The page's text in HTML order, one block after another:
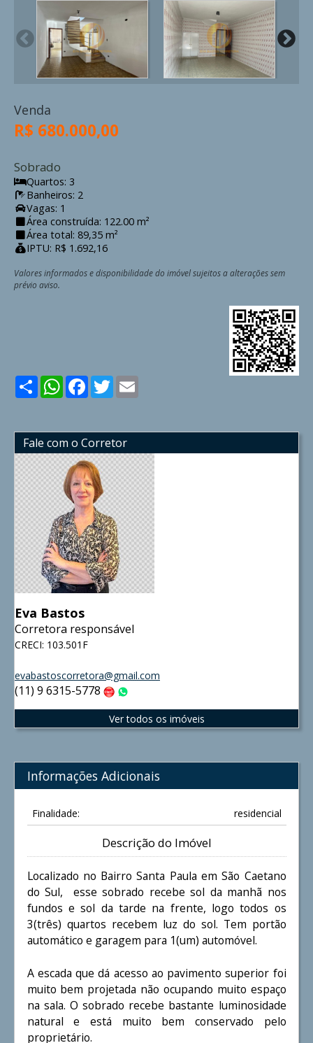
Venda
R$ 680.000,00
Sobrado
Quartos: 3
Banheiros: 2
Vagas: 1
Área construída: 122.00 m²
Área total: 89,35 m²
IPTU: R$ 1.692,16
Valores informados e disponibilidade do imóvel sujeitos a alterações sem
prévio aviso.
ShareWhatsApp
Facebook
Twitter
Fale com o Corretor
Eva Bastos
Corretora responsável
CRECI: 103.501F
evabastoscorretora@gmail.com
(11) 9 6315-5778 Claro
Ver todos os imóveis
Informações Adicionais
Finalidade: residencial
Descrição do Imóvel
Localizado no Bairro Santa Paula em São Caetano
do Sul, esse sobrado recebe sol da manhã nos
fundos e sol da tarde na frente, logo todos os
3(três) quartos recebem luz do sol. Tem portão
automático e garagem para 1(um) automóvel.
A escada que dá acesso ao pavimento superior foi
muito bem projetada não ocupando muito espaço
na sala. O sobrado recebe bastante luminosidade
natural e está muito bem conservado pelo
proprietário.